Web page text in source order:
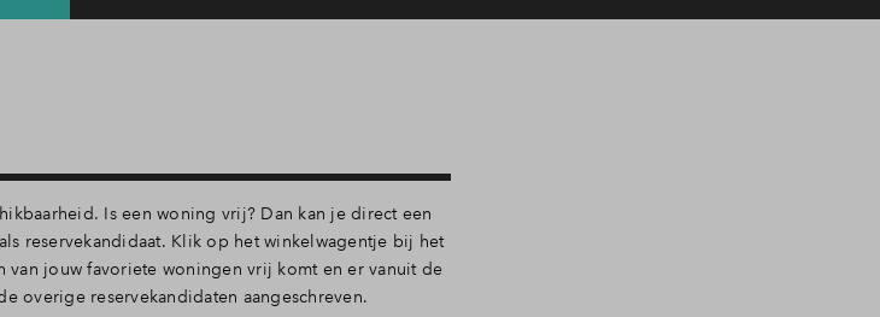
Is een woning vrij? Dan kan je direct een
reservekandidaat. Klik op het winkelwagentje bij het
jouw favoriete woningen vrij komt en er vanuit de
overige reservekandidaten aangeschreven.